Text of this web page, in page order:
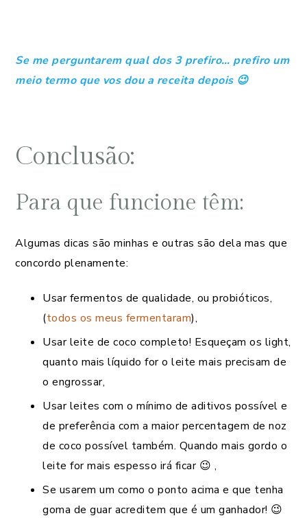
Se me perguntarem qual dos 3 prefiro… prefiro um
meio termo que vos dou a receita depois 😉
Conclusão:
Para que funcione têm:
Algumas dicas são minhas e outras são dela mas que
concordo plenamente:
Usar fermentos de qualidade, ou probióticos,
(todos os meus fermentaram),
Usar leite de coco completo! Esqueçam os light,
quanto mais líquido for o leite mais precisam de
o engrossar,
Usar leites com o mínimo de aditivos possível e
de preferência com a maior percentagem de noz
de coco possível também. Quando mais gordo o
leite for mais espesso irá ficar 😉 ,
Se usarem um como o ponto acima e que tenha
goma de guar acreditem que é um ganhador! 😉